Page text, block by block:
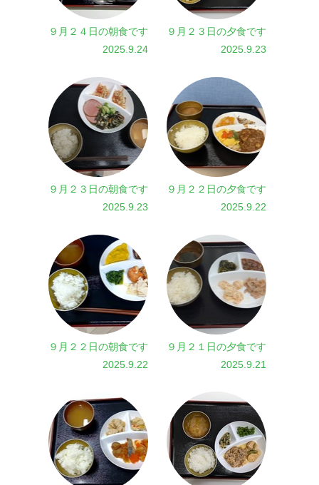
９月２４日の朝食です
2025.9.24
９月２３日の夕食です
2025.9.23
９月２３日の朝食です
2025.9.23
９月２２日の夕食です
2025.9.22
９月２２日の朝食です
2025.9.22
９月２１日の夕食です
2025.9.21